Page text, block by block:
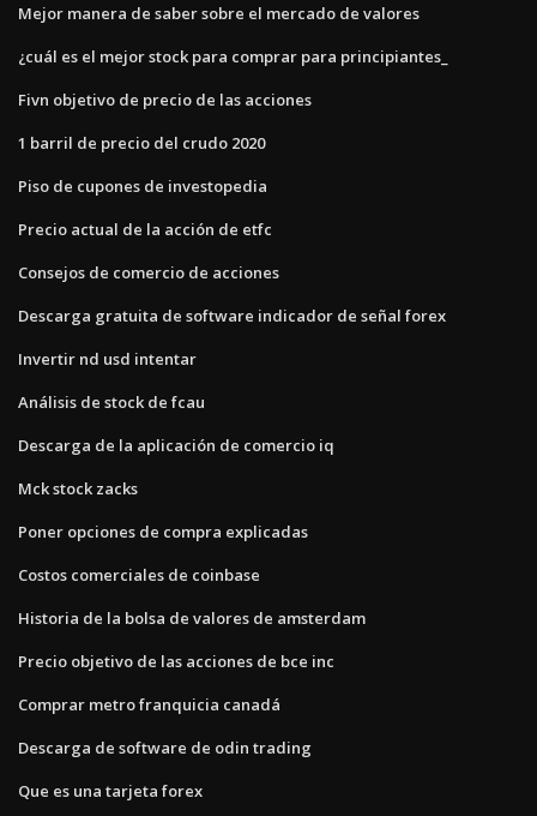
Mejor manera de saber sobre el mercado de valores
¿cuál es el mejor stock para comprar para principiantes_
Fivn objetivo de precio de las acciones
1 barril de precio del crudo 2020
Piso de cupones de investopedia
Precio actual de la acción de etfc
Consejos de comercio de acciones
Descarga gratuita de software indicador de señal forex
Invertir nd usd intentar
Análisis de stock de fcau
Descarga de la aplicación de comercio iq
Mck stock zacks
Poner opciones de compra explicadas
Costos comerciales de coinbase
Historia de la bolsa de valores de amsterdam
Precio objetivo de las acciones de bce inc
Comprar metro franquicia canadá
Descarga de software de odin trading
Que es una tarjeta forex